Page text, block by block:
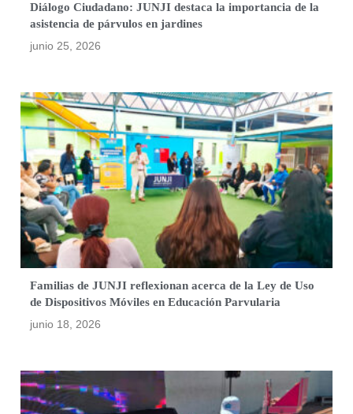
Diálogo Ciudadano: JUNJI destaca la importancia de la
asistencia de párvulos en jardines
junio 25, 2026
Familias de JUNJI reflexionan acerca de la Ley de Uso
de Dispositivos Móviles en Educación Parvularia
junio 18, 2026